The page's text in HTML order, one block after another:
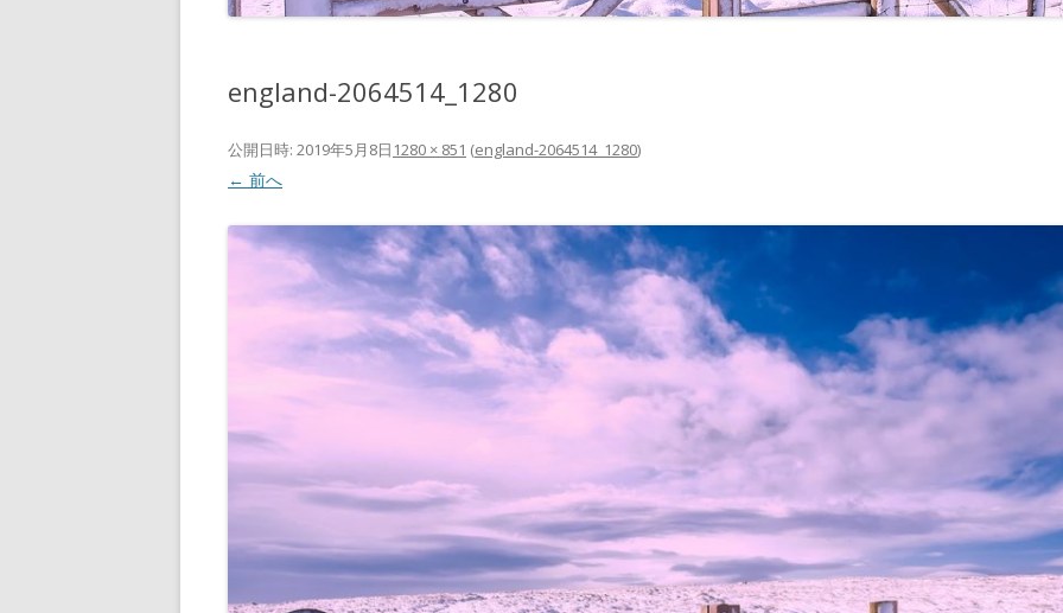
england-2064514_1280
公開日時: 2019年5月8日 1280 × 851 (england-2064514_1280)
← 前へ